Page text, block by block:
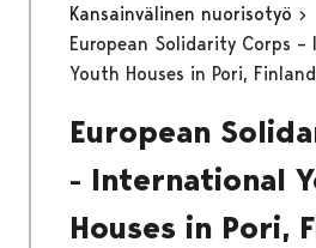
Kansainvälinen nuorisotyö
European Solidarity Corps
Youth Houses in Pori, Finland
European
- International
Houses in Pori,